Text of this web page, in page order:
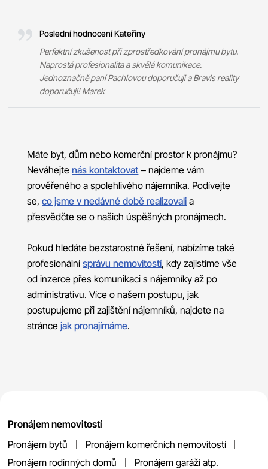
Poslední hodnocení Kateřiny
Perfektní zkušenost při zprostředkování pronájmu bytu.
Naprostá profesionalita a skvělá komunikace.
Jednoznačně paní Pachlovou doporučuji a Bravis reality
doporučuji! Marek
Máte byt, dům nebo komerční prostor k pronájmu?
Neváhejtenás kontaktovat – najdeme vám
prověřeného a spolehlivého nájemníka. Podívejte
se,co jsme v nedávné době realizovali a
přesvědčte se o našich úspěšných pronájmech.
Pokud hledáte bezstarostné řešení, nabízíme také
profesionálnísprávu nemovitostí, kdy zajistíme vše
od inzerce přes komunikaci s nájemníky až po
administrativu. Více o našem postupu, jak
postupujeme při zajištění nájemníků, najdete na
stráncejak pronajímáme.
Pronájem nemovitostí
Pronájem bytů
Pronájem komerčních nemovitostí
Pronájem rodinných domů
Pronájem garáží atp.